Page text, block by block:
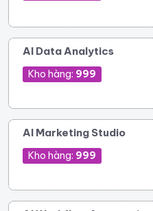
AI Data Analytics
Kho hàng: 999
AI Marketing Studio
Kho hàng: 999